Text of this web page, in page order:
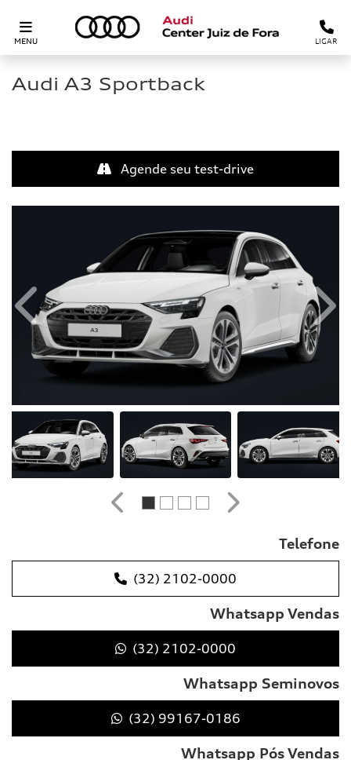
MENU LIGAR
Audi A3 Sportback
Agende seu test-drive
Anterior
Anterior Próximo
Telefone
(32) 2102-0000
Whatsapp Vendas
(32) 2102-0000
Whatsapp Seminovos
(32) 99167-0186
Whatsapp Pós Vendas